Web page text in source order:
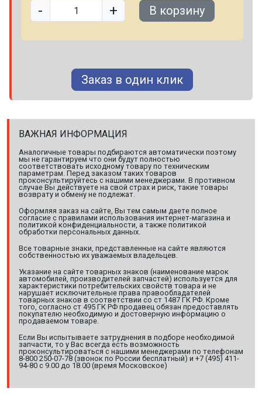
- + В корзину
Заказ в один клик
ВАЖНАЯ ИНФОРМАЦИЯ
Аналогичные товары подбираются автоматически поэтому
мы не гарантируем что они будут полностью
соответствовать исходному товару по техническим
параметрам. Перед заказом таких товаров
проконсультируйтесь с нашими менеджерами. В противном
случае Вы действуете на свой страх и риск, такие товары
возврату и обмену не подлежат.
Оформляя заказ на сайте, Вы тем самым даете полное
согласие с правилами использования интернет-магазина и
политикой конфиденциальности, а также политикой
обработки персональных данных.
Все товарные знаки, представленные на сайте являются
собственностью их уважаемых владельцев.
Указание на сайте товарных знаков (наименование марок
автомобилей, производителей запчастей) используется для
характеристики потребительских свойств товара и не
нарушает исключительные права правообладателей
товарных знаков в соответствии со ст 1487 ГК РФ. Кроме
того, согласно ст 495 ГК РФ продавец обязан предоставлять
покупателю необходимую и достоверную информацию о
продаваемом товаре.
Если Вы испытываете затруднения в подборе необходимой
запчасти, то у Вас всегда есть возможность
проконсультироваться с нашими менеджерами по телефонам
8-800 250-07-78 (звонок по России бесплатный) и +7 (495) 411-
94-80 с 9.00 до 18.00 (время Московское)